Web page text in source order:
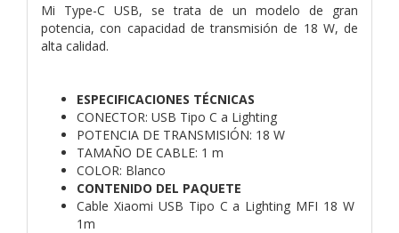
Mi Type-C USB, se trata de un modelo de gran
potencia, con capacidad de transmisión de 18 W, de
alta calidad.
ESPECIFICACIONES TÉCNICAS
CONECTOR: USB Tipo C a Lighting
POTENCIA DE TRANSMISIÓN: 18 W
TAMAÑO DE CABLE: 1 m
COLOR: Blanco
CONTENIDO DEL PAQUETE
Cable Xiaomi USB Tipo C a Lighting MFI 18 W
1m